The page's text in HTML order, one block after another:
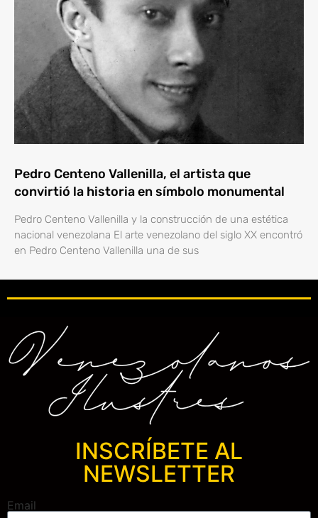
Pedro Centeno Vallenilla, el artista que
convirtió la historia en símbolo monumental
Pedro Centeno Vallenilla y la construcción de una estética
nacional venezolana El arte venezolano del siglo XX encontró
en Pedro Centeno Vallenilla una de sus
INSCRÍBETE AL
NEWSLETTER
Email